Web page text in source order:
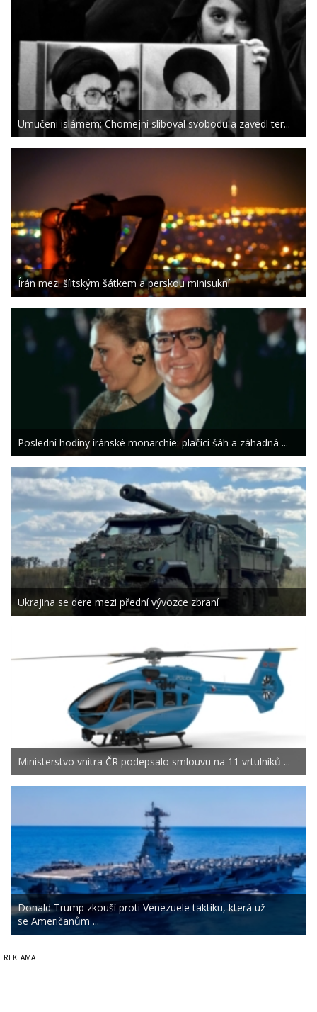
Umučeni islámem: Chomejní sliboval svobodu a zavedl ter...
Írán mezi šíitským šátkem a perskou minisukní
Poslední hodiny íránské monarchie: plačící šáh a záhadná ...
Ukrajina se dere mezi přední vývozce zbraní
Ministerstvo vnitra ČR podepsalo smlouvu na 11 vrtulníků ...
Donald Trump zkouší proti Venezuele taktiku, která už
se Američanům ...